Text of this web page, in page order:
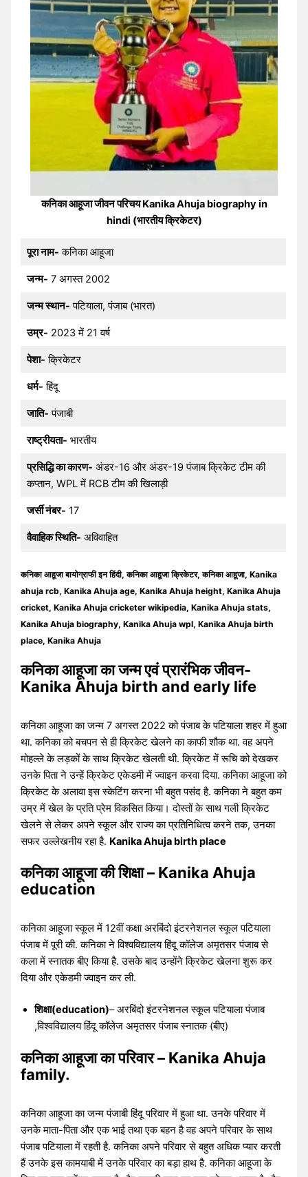
कनिका आहूजा जीवन परिचय Kanika Ahuja biography in
hindi (भारतीय क्रिकेटर)
पूरा नाम- कनिका आहूजा
जन्म- 7 अगस्त 2002
जन्म स्थान- पटियाला, पंजाब (भारत)
उम्र- 2023 में 21 वर्ष
पेशा- क्रिकेटर
धर्म- हिंदू
जाति- पंजाबी
राष्ट्रीयता- भारतीय
प्रसिद्धि का कारण- अंडर-16 और अंडर-19 पंजाब क्रिकेट टीम की
कप्तान, WPL में RCB टीम की खिलाड़ी
जर्सी नंबर- 17
वैवाहिक स्थिति- अविवाहित
कनिका आहूजा बायोग्राफी इन हिंदी, कनिका आहूजा क्रिकेटर, कनिका आहूजा, Kanika
ahuja rcb, Kanika Ahuja age, Kanika Ahuja height, Kanika Ahuja
cricket, Kanika Ahuja cricketer wikipedia, Kanika Ahuja stats,
Kanika Ahuja biography, Kanika Ahuja wpl, Kanika Ahuja birth
place, Kanika Ahuja
कनिका आहूजा का जन्म एवं प्रारंभिक जीवन-
Kanika Ahuja birth and early life
कनिका आहूजा का जन्म 7 अगस्त 2022 को पंजाब के पटियाला शहर में हुआ
था. कनिका को बचपन से ही क्रिकेट खेलने का काफी शौक था. वह अपने
मोहल्ले के लड़कों के साथ क्रिकेट खेलती थी. क्रिकेट में रूचि को देखकर
उनके पिता ने उन्हें क्रिकेट एकेडमी में ज्वाइन करवा दिया. कनिका आहूजा को
क्रिकेट के अलावा इस स्केटिंग करना भी बहुत पसंद है. कनिका ने बहुत कम
उम्र में खेल के प्रति प्रेम विकसित किया। दोस्तों के साथ गली क्रिकेट
खेलने से लेकर अपने स्कूल और राज्य का प्रतिनिधित्व करने तक, उनका
सफर उल्लेखनीय रहा है. Kanika Ahuja birth place
कनिका आहूजा की शिक्षा – Kanika Ahuja
education
कनिका आहूजा स्कूल में 12वीं कक्षा अरबिंदो इंटरनेशनल स्कूल पटियाला
पंजाब में पूरी की. कनिका ने विश्वविद्यालय हिंदू कॉलेज अमृतसर पंजाब से
कला में स्नातक बीए किया है. उसके बाद उन्होंने क्रिकेट खेलना शुरू कर
दिया और एकेडमी ज्वाइन कर ली.
शिक्षा(education)– अरबिंदो इंटरनेशनल स्कूल पटियाला पंजाब
,विश्वविद्यालय हिंदू कॉलेज अमृतसर पंजाब स्नातक (बीए)
कनिका आहूजा का परिवार – Kanika Ahuja
family.
कनिका आहूजा का जन्म पंजाबी हिंदू परिवार में हुआ था. उनके परिवार में
उनके माता-पिता और एक भाई तथा एक बहन है वह अपने परिवार के साथ
पंजाब पटियाला में रहती है. कनिका अपने परिवार से बहुत अधिक प्यार करती
हैं उनके इस कामयाबी में उनके परिवार का बड़ा हाथ है. कनिका आहूजा के